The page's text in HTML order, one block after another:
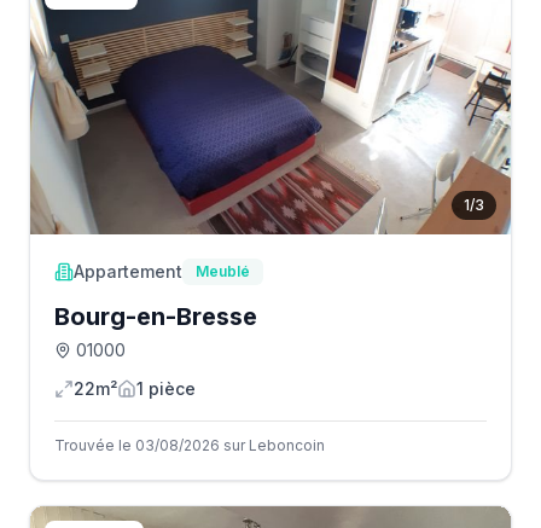
1/3
Appartement Meublé
Bourg-en-Bresse
01000
22m²
1 pièce
Trouvée le 03/08/2026 sur Leboncoin